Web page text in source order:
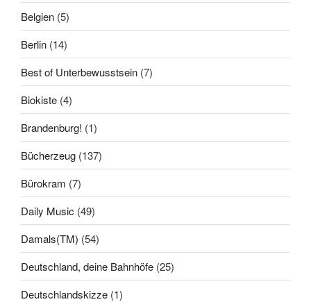
Belgien (5)
Berlin (14)
Best of Unterbewusstsein (7)
Biokiste (4)
Brandenburg! (1)
Bücherzeug (137)
Bürokram (7)
Daily Music (49)
Damals(TM) (54)
Deutschland, deine Bahnhöfe (25)
Deutschlandskizze (1)